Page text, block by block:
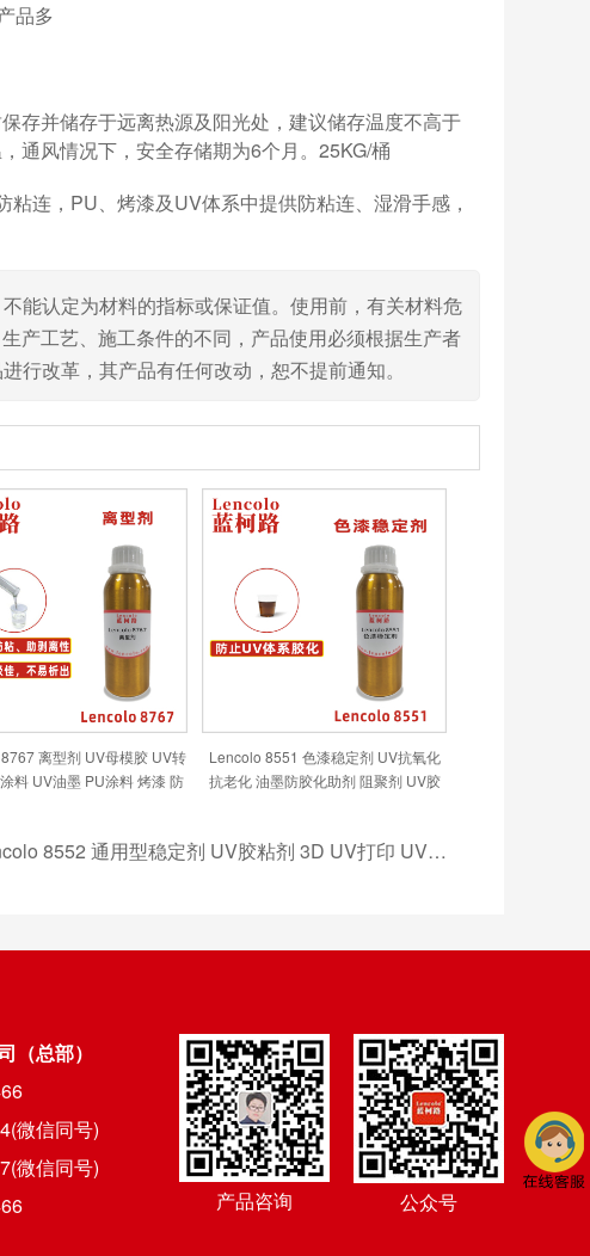
品多
存并储存于远离热源及阳光处，建议储存温度不高于
风情况下，安全存储期为6个月。25KG/桶
连，PU、烤漆及UV体系中提供防粘连、湿滑手感，
能认定为材料的指标或保证值。使用前，有关材料危
产工艺、施工条件的不同，产品使用必须根据生产者
行改革，其产品有任何改动，恕不提前通知。
离型剂 UV母模胶 UV转
料 UV油墨 PU涂料 烤漆 防
Lencolo 8551 色漆稳定剂 UV抗氧化
抗老化 油墨防胶化助剂 阻聚剂 UV胶
Lencolo 8552 通用型稳定剂 UV胶粘剂 3D UV打印 UV指甲油 UV丝印油墨 UV涂料 UV柔印 UV喷墨 UV辊涂涂布 UV喷涂
（总部）
微信同号)
微信同号)
产品咨询 公众号